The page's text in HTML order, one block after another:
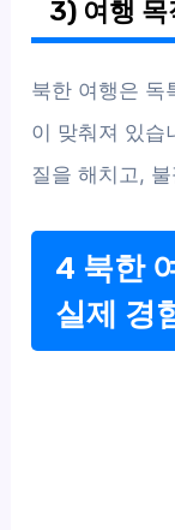
3) 여행 목
북한 여행은 독
이 맞춰져 있습
질을 해치고,
4 북한
실제 경